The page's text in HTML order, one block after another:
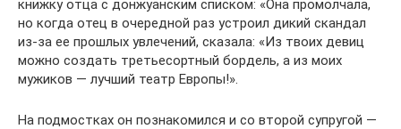
книжку отца с донжуанским списком: «Она промолчала,
но когда отец в очередной раз устроил дикий скандал
из-за ее прошлых увлечений, сказала: «Из твоих девиц
можно создать третьесортный бордель, а из моих
мужиков — лучший театр Европы!».
На подмостках он познакомился и со второй супругой —